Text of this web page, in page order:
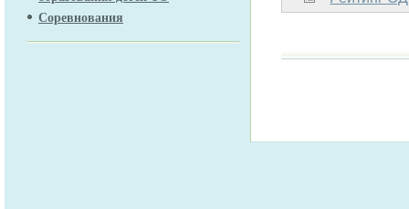
Соревнования